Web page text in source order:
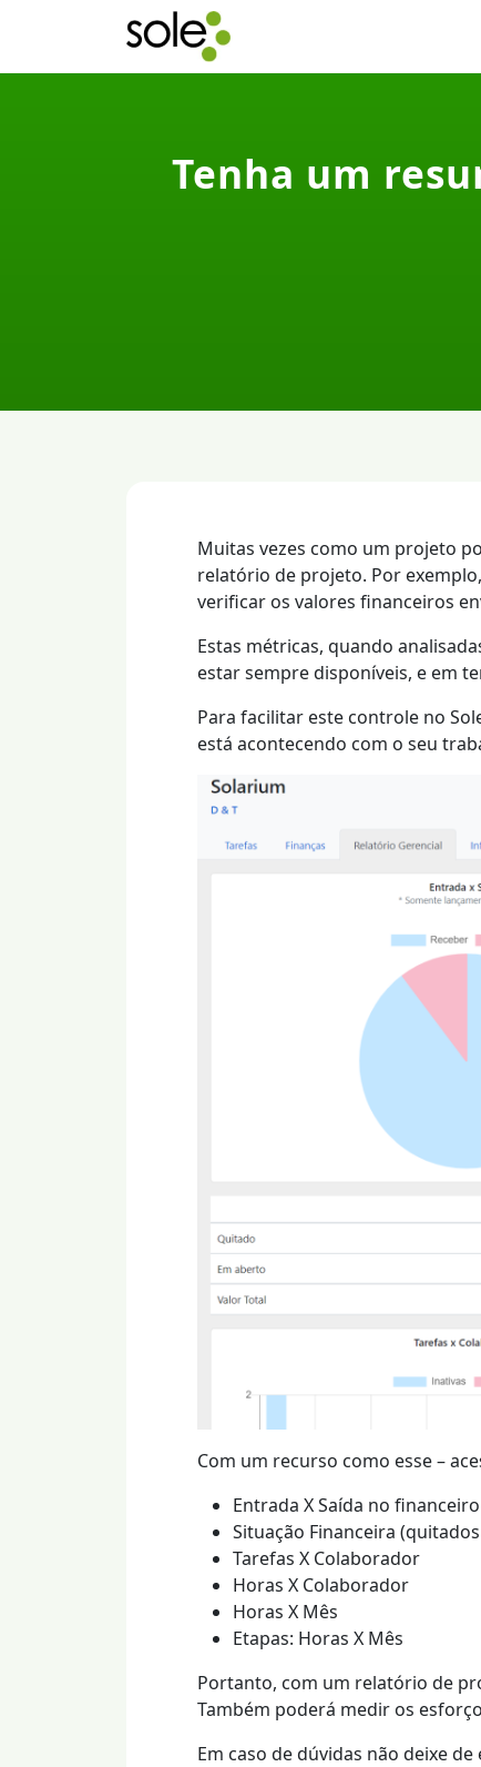
Tenha um
Muitas vezes como um projeto
relatório de projeto. Por exemplo,
verificar os valores financeiros
Estas métricas, quando
estar sempre disponíveis, e em
Para facilitar este controle no
está acontecendo com o seu
Com um recurso como esse –
Entrada X Saída no financeiro
Situação Financeira
Tarefas X Colaborador
Horas X Colaborador
Horas X Mês
Etapas: Horas X Mês
Portanto, com um relatório de
Também poderá medir os
Em caso de dúvidas não deixe